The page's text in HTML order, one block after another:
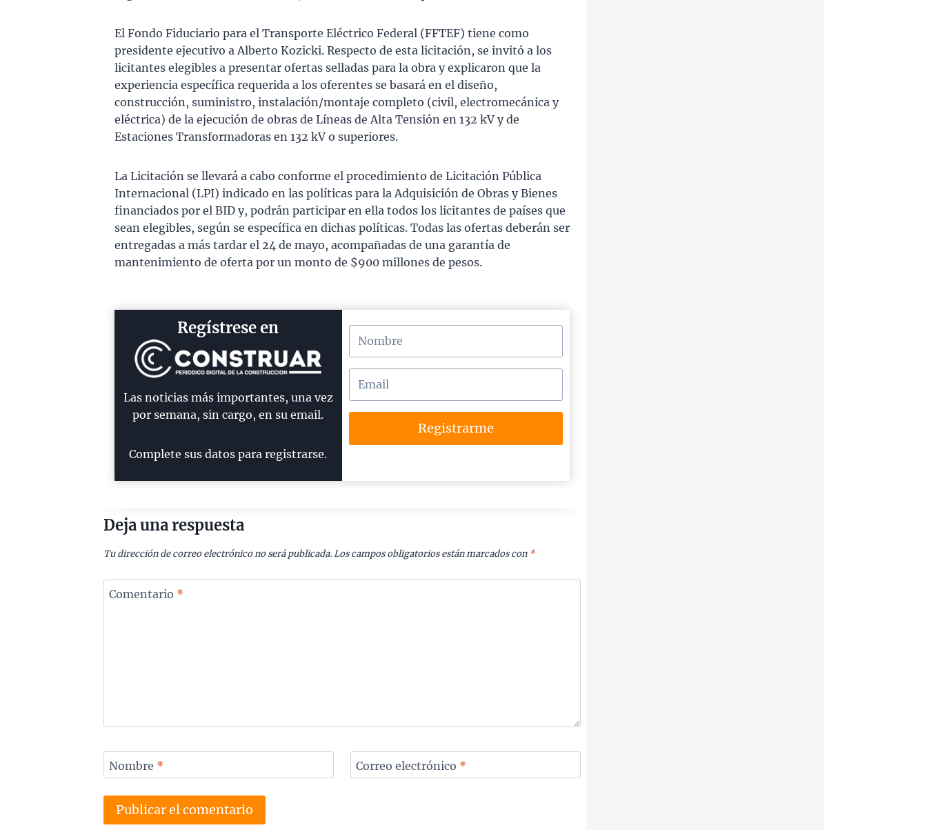
El Fondo Fiduciario para el Transporte Eléctrico Federal (FFTEF) tiene como
presidente ejecutivo a Alberto Kozicki. Respecto de esta licitación, se invitó a los
licitantes elegibles a presentar ofertas selladas para la obra y explicaron que la
experiencia específica requerida a los oferentes se basará en el diseño,
construcción, suministro, instalación/montaje completo (civil, electromecánica y
eléctrica) de la ejecución de obras de Líneas de Alta Tensión en 132 kV y de
Estaciones Transformadoras en 132 kV o superiores.
La Licitación se llevará a cabo conforme el procedimiento de Licitación Pública
Internacional (LPI) indicado en las políticas para la Adquisición de Obras y Bienes
financiados por el BID y, podrán participar en ella todos los licitantes de países que
sean elegibles, según se específica en dichas políticas. Todas las ofertas deberán ser
entregadas a más tardar el 24 de mayo, acompañadas de una garantía de
mantenimiento de oferta por un monto de $900 millones de pesos.
Regístrese en
Las noticias más importantes, una vez
por semana, sin cargo, en su email.
Complete sus datos para registrarse.
Registrarme
Deja una respuesta
Tu dirección de correo electrónico no será publicada. Los campos obligatorios están marcados con *
Comentario *
Nombre * Correo electrónico *